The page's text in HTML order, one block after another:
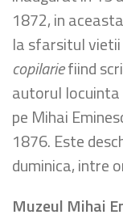
1872, in
la sfarsitul vietii
copilariefiind
autorul
pe Mihai
1876. Este
duminica, intre
Muzeul Mihai